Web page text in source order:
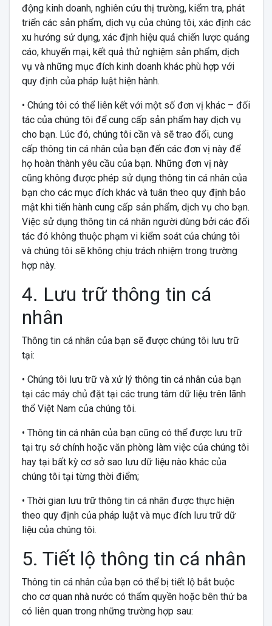
động kinh doanh, nghiên cứu thị trường, kiểm tra, phát
triển các sản phẩm, dịch vụ của chúng tôi, xác định các
xu hướng sử dụng, xác định hiệu quả chiến lược quảng
cáo, khuyến mại, kết quả thử nghiệm sản phẩm, dịch
vụ và những mục đích kinh doanh khác phù hợp với
quy định của pháp luật hiện hành.
• Chúng tôi có thể liên kết với một số đơn vị khác – đối
tác của chúng tôi để cung cấp sản phẩm hay dịch vụ
cho bạn. Lúc đó, chúng tôi cần và sẽ trao đổi, cung
cấp thông tin cá nhân của bạn đến các đơn vị này để
họ hoàn thành yêu cầu của bạn. Những đơn vị này
cũng không được phép sử dụng thông tin cá nhân của
bạn cho các mục đích khác và tuân theo quy định bảo
mật khi tiến hành cung cấp sản phẩm, dịch vụ cho bạn.
Việc sử dụng thông tin cá nhân người dùng bởi các đối
tác đó không thuộc phạm vi kiểm soát của chúng tôi
và chúng tôi sẽ không chịu trách nhiệm trong trường
hợp này.
4. Lưu trữ thông tin cá
nhân
Thông tin cá nhân của bạn sẽ được chúng tôi lưu trữ
tại:
• Chúng tôi lưu trữ và xử lý thông tin cá nhân của bạn
tại các máy chủ đặt tại các trung tâm dữ liệu trên lãnh
thổ Việt Nam của chúng tôi.
• Thông tin cá nhân của bạn cũng có thể được lưu trữ
tại trụ sở chính hoặc văn phòng làm việc của chúng tôi
hay tại bất kỳ cơ sở sao lưu dữ liệu nào khác của
chúng tôi tại từng thời điểm;
• Thời gian lưu trữ thông tin cá nhân được thực hiện
theo quy định của pháp luật và mục đích lưu trữ dữ
liệu của chúng tôi.
5. Tiết lộ thông tin cá nhân
Thông tin cá nhân của bạn có thể bị tiết lộ bắt buộc
cho cơ quan nhà nước có thẩm quyền hoặc bên thứ ba
có liên quan trong những trường hợp sau: